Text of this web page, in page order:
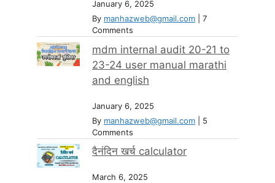
January 6, 2025
By manhazweb@gmail.com
7
Comments
mdm internal audit 20-21 to
23-24 user manual marathi
and english
January 6, 2025
By manhazweb@gmail.com
5
Comments
दैनंदिन खर्च calculator
March 6, 2025